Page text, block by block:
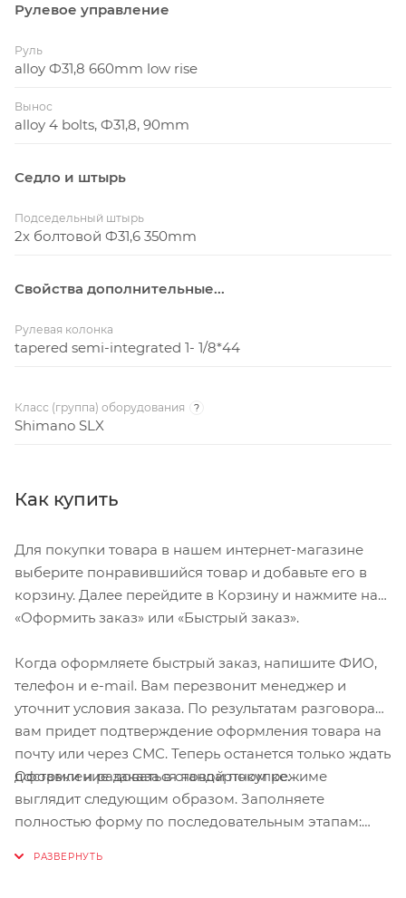
Рулевое управление
Руль
alloy Ф31,8 660mm low rise
Вынос
alloy 4 bolts, Ф31,8, 90mm
Седло и штырь
Подседельный штырь
2х болтовой Ф31,6 350mm
Свойства дополнительные...
Рулевая колонка
tapered semi-integrated 1- 1/8*44
Класс (группа) оборудования ?
Shimano SLX
Как купить
Для покупки товара в нашем интернет-магазине
выберите понравившийся товар и добавьте его в
корзину. Далее перейдите в Корзину и нажмите на
«Оформить заказ» или «Быстрый заказ».
Когда оформляете быстрый заказ, напишите ФИО,
телефон и e-mail. Вам перезвонит менеджер и
уточнит условия заказа. По результатам разговора
вам придет подтверждение оформления товара на
почту или через СМС. Теперь останется только ждать
доставки и радоваться новой покупке.
Оформление заказа в стандартном режиме
выглядит следующим образом. Заполняете
полностью форму по последовательным этапам: